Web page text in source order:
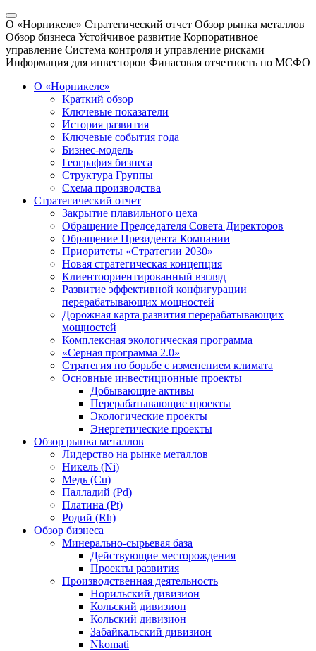
О «Норникеле» Стратегический отчет Обзор рынка металлов
Обзор бизнеса Устойчивое развитие Корпоративное
управление Система контроля и управление рисками
Информация для инвесторов Финасовая отчетность по МСФО
О «Норникеле»
Краткий обзор
Ключевые показатели
История развития
Ключевые события года
Бизнес-модель
География бизнеса
Структура Группы
Схема производства
Стратегический отчет
Закрытие плавильного цеха
Обращение Председателя Совета Директоров
Обращение Президента Компании
Приоритеты «Стратегии 2030»
Новая стратегическая концепция
Клиентоориентированный взгляд
Развитие эффективной конфигурации
перерабатывающих мощностей
Дорожная карта развития перерабатывающих
мощностей
Комплексная экологическая программа
«Серная программа 2.0»
Стратегия по борьбе с изменением климата
Основные инвестиционные проекты
Добывающие активы
Перерабатывающие проекты
Экологические проекты
Энергетические проекты
Обзор рынка металлов
Лидерство на рынке металлов
Никель (Ni)
Медь (Cu)
Палладий (Pd)
Платина (Pt)
Родий (Rh)
Обзор бизнеса
Минерально-сырьевая база
Действующие месторождения
Проекты развития
Производственная деятельность
Норильский дивизион
Кольский дивизион
Кольский дивизион
Забайкальский дивизион
Nkomati